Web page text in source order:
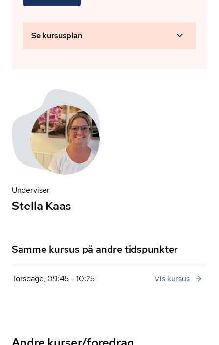
Se kursusplan
Underviser
Stella Kaas
Samme kursus på andre tidspunkter
Torsdage, 09:45 - 10:25 Vis kursus